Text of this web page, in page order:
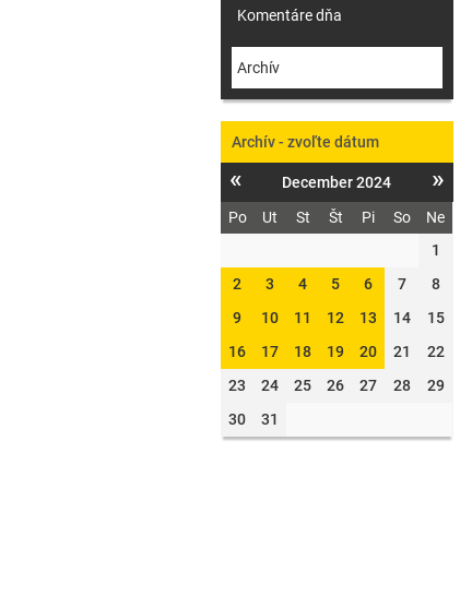
Komentáre dňa
Archív
Archív - zvoľte dátum
« December 2024 »
Po Ut St Št Pi So
Ne
1
2
3 4 5 6 7
8
9
10 11 12 13 14
15
16
17 18 19 20 21
22
23
24 25 26 27 28
29
30
31